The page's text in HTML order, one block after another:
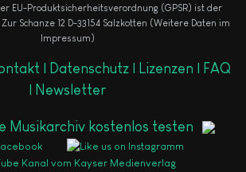
EU-Produktsicherheitsverordnung (GPSR) ist der
Schanze 12 D-33154 Salzkotten (Weitere Daten im
Impressum)
| Datenschutz | Lizenzen |
FAQ
Newsletter